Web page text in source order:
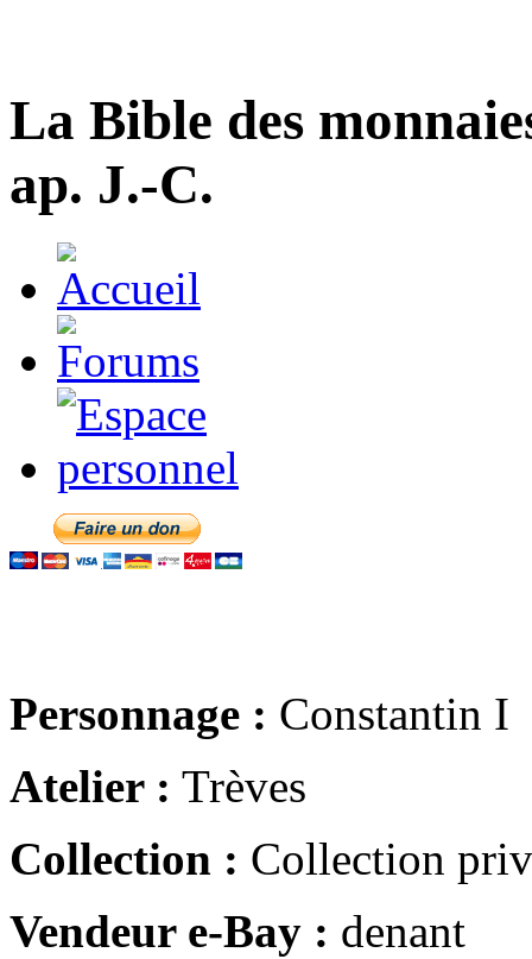
La Bible des
ap. J.-C.
Personnage : Constantin I
Atelier : Trèves
Collection : Collection
Vendeur e-Bay : denant